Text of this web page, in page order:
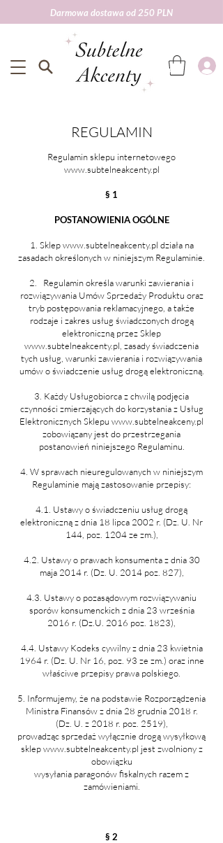
Darmowa wysyłka od 250 zł
Darmowa dostawa od 250 PLN
REGULAMIN
Regulamin sklepu internetowego
www.subtelneakcenty.pl
§ 1
POSTANOWIENIA OGÓLNE
Sklepwww.subtelneakcenty.pl działa na
zasadach określonych w niniejszym Regulaminie.
2. Regulamin określa warunki zawierania i
rozwiązywania Umów Sprzedaży Produktu oraz
tryb postępowania reklamacyjnego, a także
rodzaje i zakres usług świadczonych drogą
elektroniczną przez Sklep
www.subtelneakcenty.pl , zasady świadczenia
tych usług, warunki zawierania i rozwiązywania
umów o świadczenie usług drogą elektroniczną.
3. Każdy Usługobiorca z chwilą podjęcia
czynności zmierzających do korzystania z Usług
Elektronicznych Sklepu www.subtelneakceny.pl
zobowiązany jest do przestrzegania
postanowień niniejszego Regulaminu.
4. W sprawach nieuregulowanych w niniejszym
Regulaminie mają zastosowanie przepisy:
4.1. Ustawy o świadczeniu usług drogą
elektroniczną z dnia 18 lipca 2002 r. (Dz. U. Nr
144, poz. 1204 ze zm.),
4.2. Ustawy o prawach konsumenta z dnia 30
maja 2014 r. (Dz. U. 2014 poz. 827),
4.3. Ustawy o pozasądowym rozwiązywaniu
sporów konsumenckich z dnia 23 września
2016 r. (Dz.U. 2016 poz. 1823),
4.4. Ustawy Kodeks cywilny z dnia 23 kwietnia
1964 r. (Dz. U. Nr 16, poz. 93 ze zm.) oraz inne
właściwe przepisy prawa polskiego.
5. Informujemy, że na podstawie Rozporządzenia
Ministra Finansów z dnia 28 grudnia 2018 r.
(Dz. U. z 2018 r. poz. 2519),
prowadząc sprzedaż wyłącznie drogą wysyłkową
sklepwww.subtelneakcenty.pl jest zwolniony z
obowiązku
wysyłania paragonów fiskalnych razem z
zamówieniami.
§ 2